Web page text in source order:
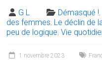
G L Démasqué !,
des femmes, Le déclin de
peu de logique,Vie
1 novembre 2023